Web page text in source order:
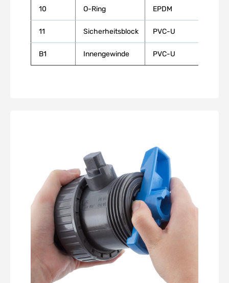
10 O-Ring EPDM
11 Sicherheitsblock PVC-U
B1 Innengewinde PVC-U